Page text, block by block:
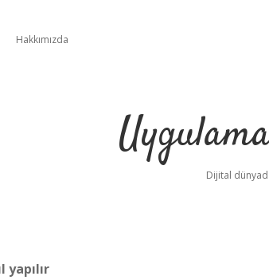
Hakkımızda
Dijital
yapılır